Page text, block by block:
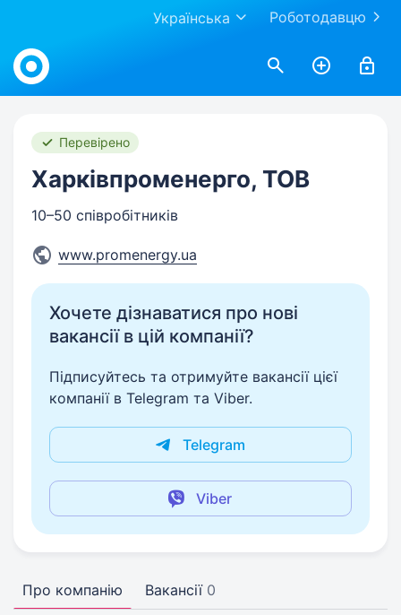
Роботодавцю
Українська
Work.ua
Перевірено
Харківпроменерго, ТОВ
10–50 співробітників
www.promenergy.ua
Хочете дізнаватися про нові
вакансії в цій компанії?
Підписуйтесь та отримуйте вакансії цієї
компанії в Telegram та Viber.
Telegram
Viber
Про компанію Вакансії 0